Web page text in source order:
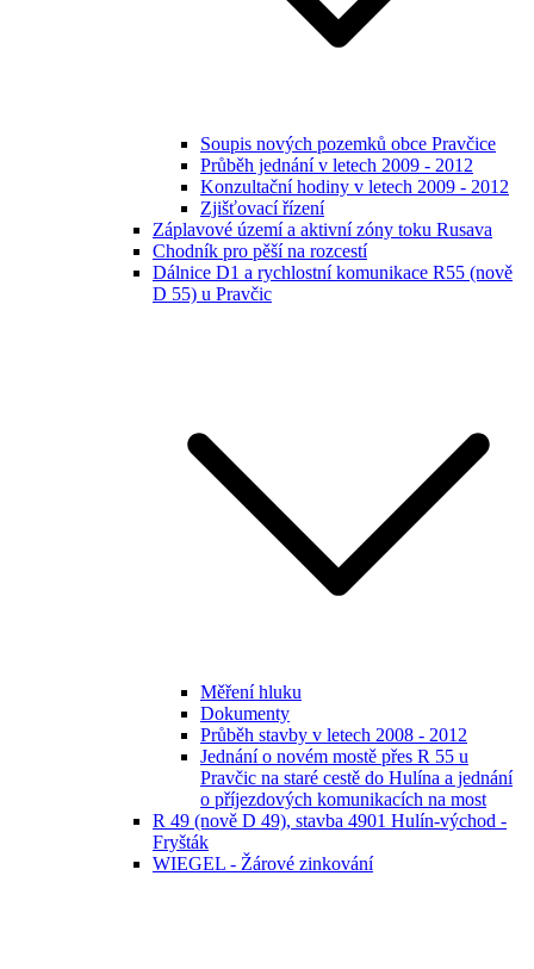
Soupis nových pozemků obce Pravčice
Průběh jednání v letech 2009 - 2012
Konzultační hodiny v letech 2009 - 2012
Zjišťovací řízení
Záplavové území a aktivní zóny toku Rusava
Chodník pro pěší na rozcestí
Dálnice D1 a rychlostní komunikace R55 (nově
D 55) u Pravčic
Měření hluku
Dokumenty
Průběh stavby v letech 2008 - 2012
Jednání o novém mostě přes R 55 u
Pravčic na staré cestě do Hulína a jednání
o příjezdových komunikacích na most
R 49 (nově D 49), stavba 4901 Hulín-východ -
Fryšták
WIEGEL - Žárové zinkování